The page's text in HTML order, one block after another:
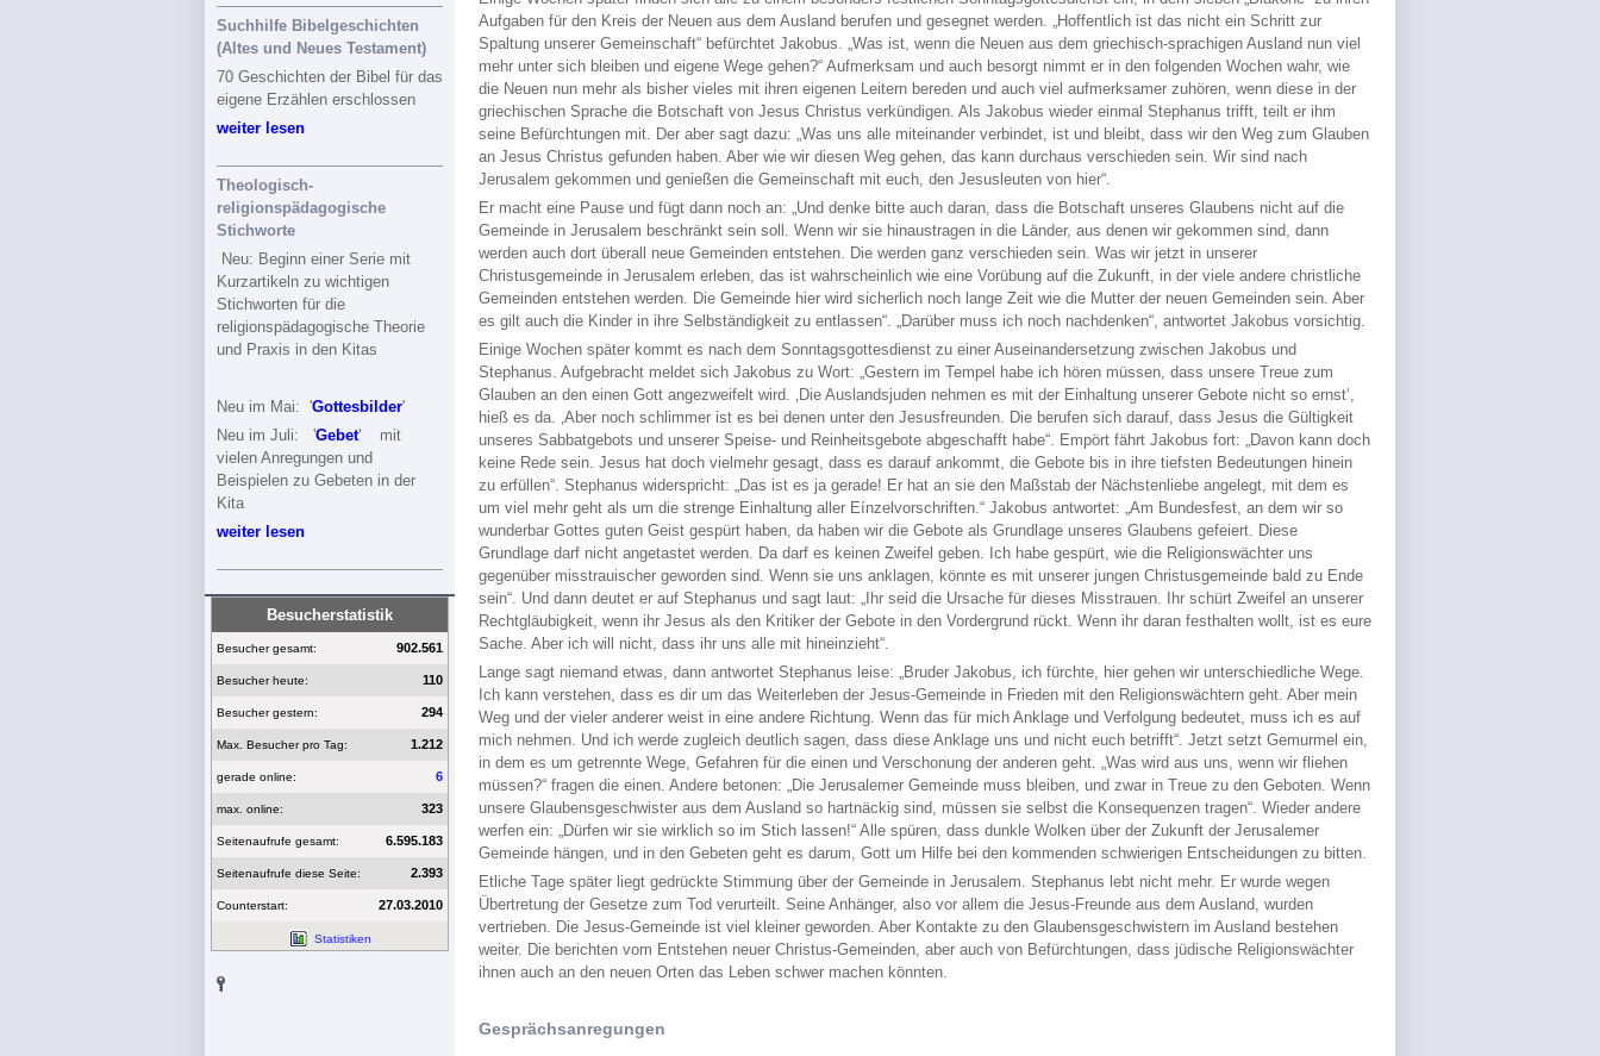
Suchhilfe Bibelgeschichten
(Altes und Neues Testament)
70 Geschichten der Bibel für das
eigene Erzählen erschlossen
weiter lesen
Theologisch-
religionspädagogische
Stichworte
Neu: Beginn einer Serie mit
Kurzartikeln zu wichtigen
Stichworten für die
religionspädagogische Theorie
und Praxis in den Kitas
Neu im Mai: 'Gottesbilder'
Neu im Juli: 'Gebet' mit
vielen Anregungen und
Beispielen zu Gebeten in der
Kita
weiter lesen
Besucherstatistik
Besucher gesamt: 902.561
Besucher heute: 110
Besucher gestern: 294
Max. Besucher pro Tag: 1.212
gerade online: 6
max. online: 323
Seitenaufrufe gesamt: 6.595.183
Seitenaufrufe diese Seite: 2.393
Counterstart: 27.03.2010
Statistiken
Aufgaben für den Kreis der Neuen aus dem Ausland berufen und gesegnet werden. „Hoffentlich ist das nicht ein Schritt zur
Spaltung unserer Gemeinschaft“ befürchtet Jakobus. „Was ist, wenn die Neuen aus dem griechisch-sprachigen Ausland nun viel
mehr unter sich bleiben und eigene Wege gehen?“ Aufmerksam und auch besorgt nimmt er in den folgenden Wochen wahr, wie
die Neuen nun mehr als bisher vieles mit ihren eigenen Leitern bereden und auch viel aufmerksamer zuhören, wenn diese in der
griechischen Sprache die Botschaft von Jesus Christus verkündigen. Als Jakobus wieder einmal Stephanus trifft, teilt er ihm
seine Befürchtungen mit. Der aber sagt dazu: „Was uns alle miteinander verbindet, ist und bleibt, dass wir den Weg zum Glauben
an Jesus Christus gefunden haben. Aber wie wir diesen Weg gehen, das kann durchaus verschieden sein. Wir sind nach
Jerusalem gekommen und genießen die Gemeinschaft mit euch, den Jesusleuten von hier“.
Er macht eine Pause und fügt dann noch an: „Und denke bitte auch daran, dass die Botschaft unseres Glaubens nicht auf die
Gemeinde in Jerusalem beschränkt sein soll. Wenn wir sie hinaustragen in die Länder, aus denen wir gekommen sind, dann
werden auch dort überall neue Gemeinden entstehen. Die werden ganz verschieden sein. Was wir jetzt in unserer
Christusgemeinde in Jerusalem erleben, das ist wahrscheinlich wie eine Vorübung auf die Zukunft, in der viele andere christliche
Gemeinden entstehen werden. Die Gemeinde hier wird sicherlich noch lange Zeit wie die Mutter der neuen Gemeinden sein. Aber
es gilt auch die Kinder in ihre Selbständigkeit zu entlassen“. „Darüber muss ich noch nachdenken“, antwortet Jakobus vorsichtig.
Einige Wochen später kommt es nach dem Sonntagsgottesdienst zu einer Auseinandersetzung zwischen Jakobus und
Stephanus. Aufgebracht meldet sich Jakobus zu Wort: „Gestern im Tempel habe ich hören müssen, dass unsere Treue zum
Glauben an den einen Gott angezweifelt wird. ‚Die Auslandsjuden nehmen es mit der Einhaltung unserer Gebote nicht so ernst‘,
hieß es da. ‚Aber noch schlimmer ist es bei denen unter den Jesusfreunden. Die berufen sich darauf, dass Jesus die Gültigkeit
unseres Sabbatgebots und unserer Speise- und Reinheitsgebote abgeschafft habe“. Empört fährt Jakobus fort: „Davon kann doch
keine Rede sein. Jesus hat doch vielmehr gesagt, dass es darauf ankommt, die Gebote bis in ihre tiefsten Bedeutungen hinein
zu erfüllen“. Stephanus widerspricht: „Das ist es ja gerade! Er hat an sie den Maßstab der Nächstenliebe angelegt, mit dem es
um viel mehr geht als um die strenge Einhaltung aller Eínzelvorschriften.“ Jakobus antwortet: „Am Bundesfest, an dem wir so
wunderbar Gottes guten Geist gespürt haben, da haben wir die Gebote als Grundlage unseres Glaubens gefeiert. Diese
Grundlage darf nicht angetastet werden. Da darf es keinen Zweifel geben. Ich habe gespürt, wie die Religionswächter uns
gegenüber misstrauischer geworden sind. Wenn sie uns anklagen, könnte es mit unserer jungen Christusgemeinde bald zu Ende
sein“. Und dann deutet er auf Stephanus und sagt laut: „Ihr seid die Ursache für dieses Misstrauen. Ihr schürt Zweifel an unserer
Rechtgläubigkeit, wenn ihr Jesus als den Kritiker der Gebote in den Vordergrund rückt. Wenn ihr daran festhalten wollt, ist es eure
Sache. Aber ich will nicht, dass ihr uns alle mit hineinzieht“.
Lange sagt niemand etwas, dann antwortet Stephanus leise: „Bruder Jakobus, ich fürchte, hier gehen wir unterschiedliche Wege.
Ich kann verstehen, dass es dir um das Weiterleben der Jesus-Gemeinde in Frieden mit den Religionswächtern geht. Aber mein
Weg und der vieler anderer weist in eine andere Richtung. Wenn das für mich Anklage und Verfolgung bedeutet, muss ich es auf
mich nehmen. Und ich werde zugleich deutlich sagen, dass diese Anklage uns und nicht euch betrifft“. Jetzt setzt Gemurmel ein,
in dem es um getrennte Wege, Gefahren für die einen und Verschonung der anderen geht. „Was wird aus uns, wenn wir fliehen
müssen?“ fragen die einen. Andere betonen: „Die Jerusalemer Gemeinde muss bleiben, und zwar in Treue zu den Geboten. Wenn
unsere Glaubensgeschwister aus dem Ausland so hartnäckig sind, müssen sie selbst die Konsequenzen tragen“. Wieder andere
werfen ein: „Dürfen wir sie wirklich so im Stich lassen!“ Alle spüren, dass dunkle Wolken über der Zukunft der Jerusalemer
Gemeinde hängen, und in den Gebeten geht es darum, Gott um Hilfe bei den kommenden schwierigen Entscheidungen zu bitten.
Etliche Tage später liegt gedrückte Stimmung über der Gemeinde in Jerusalem. Stephanus lebt nicht mehr. Er wurde wegen
Übertretung der Gesetze zum Tod verurteilt. Seine Anhänger, also vor allem die Jesus-Freunde aus dem Ausland, wurden
vertrieben. Die Jesus-Gemeinde ist viel kleiner geworden. Aber Kontakte zu den Glaubensgeschwistern im Ausland bestehen
weiter. Die berichten vom Entstehen neuer Christus-Gemeinden, aber auch von Befürchtungen, dass jüdische Religionswächter
ihnen auch an den neuen Orten das Leben schwer machen könnten.
Gesprächsanregungen